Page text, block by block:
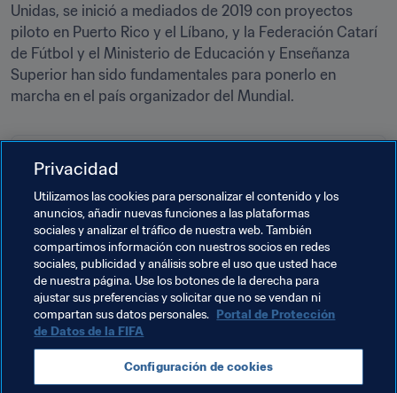
Unidas, se inició a mediados de 2019 con proyectos
piloto en Puerto Rico y el Líbano, y la Federación Catarí
de Fútbol y el Ministerio de Educación y Enseñanza
Superior han sido fundamentales para ponerlo en
marcha en el país organizador del Mundial.
los estudiantes libaneses
Temas relacionados
Presidente de la FIFA Organización
Organización Qatar AFC
Privacidad
Utilizamos las cookies para personalizar el contenido y los
anuncios, añadir nuevas funciones a las plataformas
sociales y analizar el tráfico de nuestra web. También
compartimos información con nuestros socios en redes
sociales, publicidad y análisis sobre el uso que usted hace
de nuestra página. Use los botones de la derecha para
ajustar sus preferencias y solicitar que no se vendan ni
compartan sus datos personales. Portal de Protección
de Datos de la FIFA
Configuración de cookies